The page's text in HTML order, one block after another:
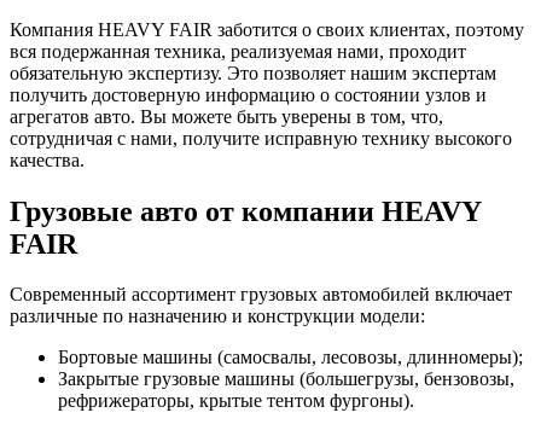
Компания HEAVY FAIR заботится о своих клиентах, поэтому
вся подержанная техника, реализуемая нами, проходит
обязательную экспертизу. Это позволяет нашим экспертам
получить достоверную информацию о состоянии узлов и
агрегатов авто. Вы можете быть уверены в том, что,
сотрудничая с нами, получите исправную технику высокого
качества.
Грузовые авто от компании HEAVY
FAIR
Современный ассортимент грузовых автомобилей включает
различные по назначению и конструкции модели:
Бортовые машины (самосвалы, лесовозы, длинномеры);
Закрытые грузовые машины (большегрузы, бензовозы,
рефрижераторы, крытые тентом фургоны).